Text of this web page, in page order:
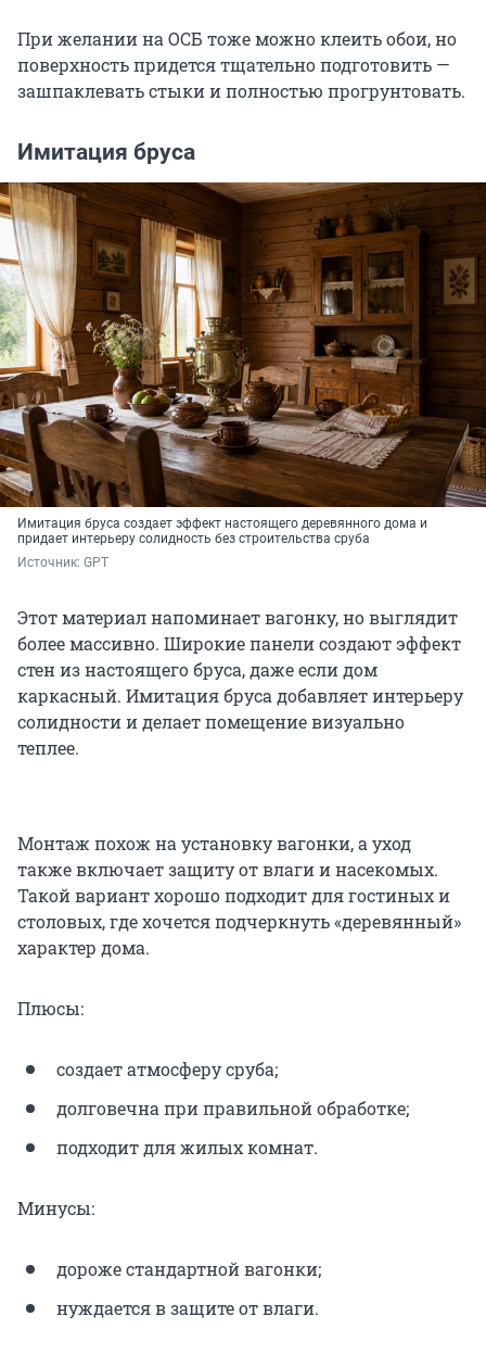
При желании на ОСБ тоже можно клеить обои, но
поверхность придется тщательно подготовить —
зашпаклевать стыки и полностью прогрунтовать.
Имитация бруса
Имитация бруса создает эффект настоящего деревянного дома и
придает интерьеру солидность без строительства сруба
Источник: GPT
Этот материал напоминает вагонку, но выглядит
более массивно. Широкие панели создают эффект
стен из настоящего бруса, даже если дом
каркасный. Имитация бруса добавляет интерьеру
солидности и делает помещение визуально
теплее.
Монтаж похож на установку вагонки, а уход
также включает защиту от влаги и насекомых.
Такой вариант хорошо подходит для гостиных и
столовых, где хочется подчеркнуть «деревянный»
характер дома.
Плюсы:
создает атмосферу сруба;
долговечна при правильной обработке;
подходит для жилых комнат.
Минусы:
дороже стандартной вагонки;
нуждается в защите от влаги.